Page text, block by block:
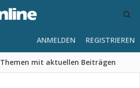
Themen mit aktuellen Beiträgen
ANMELDEN REGISTRIEREN